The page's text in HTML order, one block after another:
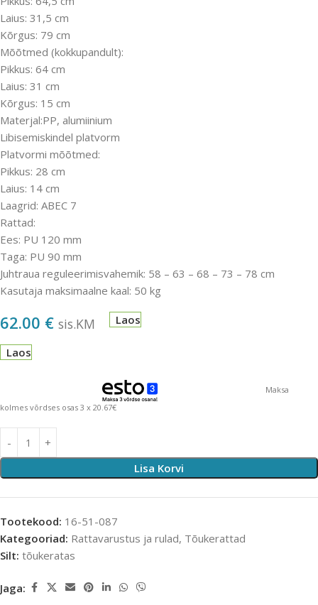
Laius: 31,5 cm
Kõrgus: 79 cm
Mõõtmed (kokkupandult):
Pikkus: 64 cm
Laius: 31 cm
Kõrgus: 15 cm
Materjal:PP, alumiinium
Libisemiskindel platvorm
Platvormi mõõtmed:
Pikkus: 28 cm
Laius: 14 cm
Laagrid: ABEC 7
Rattad:
Ees: PU 120 mm
Taga: PU 90 mm
Juhtraua reguleerimisvahemik: 58 – 63 – 68 – 73 – 78 cm
Kasutaja maksimaalne kaal: 50 kg
62.00 € sis.KM Laos
Laos
Maksa
kolmes võrdses osas 3 x 20.67€
Lisa Korvi
Tootekood: 16-51-087
Kategooriad: Rattavarustus ja rulad, Tõukerattad
Silt: tõukeratas
Jaga: